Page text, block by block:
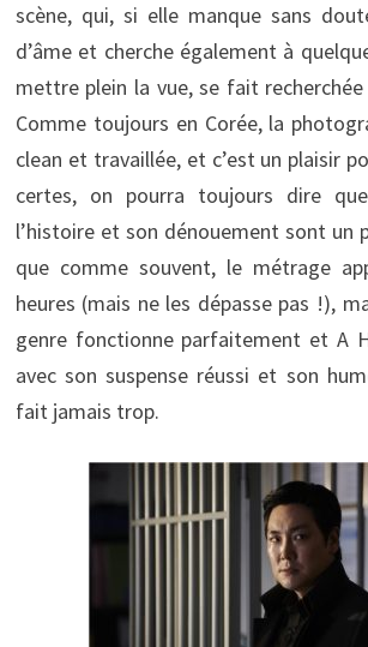
scène, qui, si elle manque sans
d’âme et cherche également à
mettre plein la vue, se fait
Comme toujours en Corée, la
clean et travaillée, et c’est un plaisir
certes, on pourra toujours dire
l’histoire et son dénouement sont un
que comme souvent, le métrage
heures (mais ne les dépasse pas !),
genre fonctionne parfaitement et A
avec son suspense réussi et son
fait jamais trop.